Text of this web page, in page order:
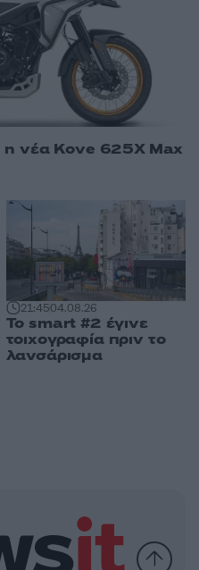
η νέα Kove 625X Max
21:4504.08.26
Το smart #2 έγινε
τοιχογραφία πριν το
λανσάρισμα